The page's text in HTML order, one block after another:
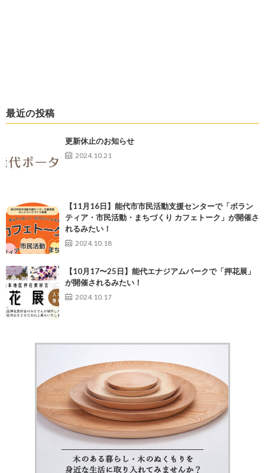
最近の投稿
更新休止のお知らせ
2024.10.21
【11月16日】能代市市民活動支援センターで「ボラン
ティア・市民活動・まちづくり カフェトーク」が開催さ
れるみたい！
2024.10.18
【10月17〜25日】能代エナジアムパークで「押花展」
が開催されるみたい！
2024.10.17